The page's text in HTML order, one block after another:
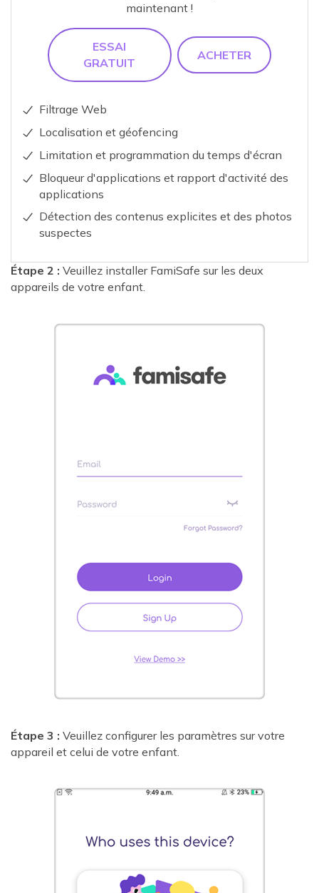
maintenant !
ESSAI
GRATUIT
ACHETER
Filtrage Web
Localisation et géofencing
Limitation et programmation du temps d'écran
Bloqueur d'applications et rapport d'activité des
applications
Détection des contenus explicites et des photos
suspectes
Étape 2 : Veuillez installer FamiSafe sur les deux
appareils de votre enfant.
Étape 3 : Veuillez configurer les paramètres sur votre
appareil et celui de votre enfant.